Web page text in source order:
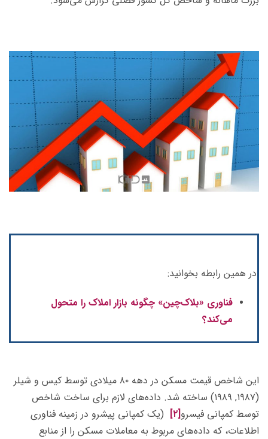
در همین رابطه بخوانید:
فناوری «بلاک‌چین» چگونه بازار املاک را متحول
می‌کند؟
این شاخص قیمت مسکن در دهه ۸۰ میلادی توسط کیس و شیلر
(۱۹۸۷, ۱۹۸۹) ساخته شد. داده­‌های لازم برای ساخت شاخص
توسط کمپانی فیسرو[۲]
(یک کمپانی پیشرو در زمینه فناوری
اطلاعات، که داده­‌های مربوط به معاملات مسکن را از منابع